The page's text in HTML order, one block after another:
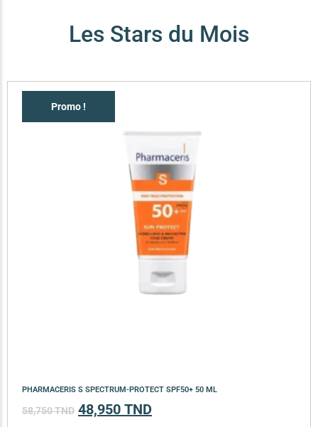
Les Stars du Mois
Promo !
PHARMACERIS S SPECTRUM-PROTECT SPF50+ 50 ML
58,750TND 48,950 TND